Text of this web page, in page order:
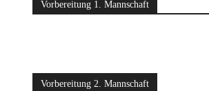
Vorbereitung 1. Mannschaft
Vorbereitung 2. Mannschaft